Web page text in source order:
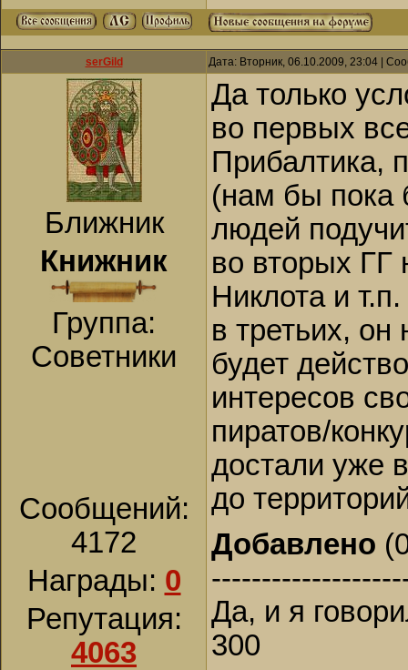
serGild Дата: Вторник, 06.10.2009, 23:04 |
Ближник
Книжник
Группа:
Советники
Сообщений:
4172
Награды: 0
Репутация:
4063
Да только
во первых
Прибалтика,
(нам бы пока
людей
во вторых ГГ
Никлота и т.п.
в третьих,
будет
интересов
пиратов/
достали уже
до
Добавлено
Да, и я
300